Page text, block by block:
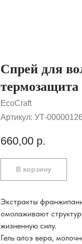
Спрей для
EcoCraft
Артикул: УТ-00000126
660,00 р.
В корзину
Экстракты
омолаживают
жизненную силу.
Гель алоэ вера,